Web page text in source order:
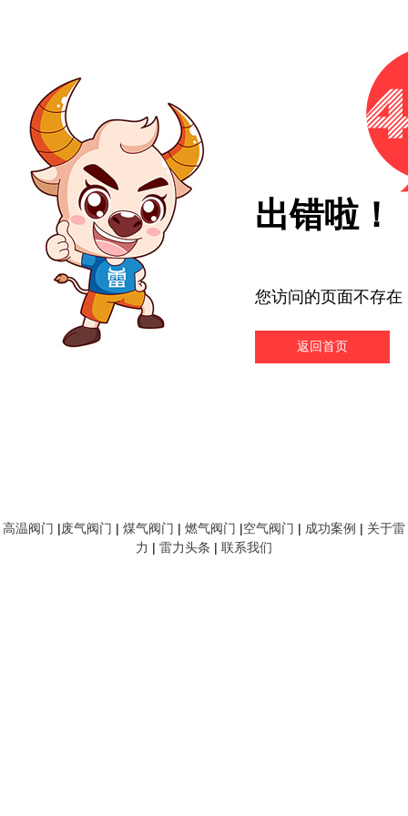
出错啦！
您访问的页面不存在
返回首页
高温阀门 |废气阀门 | 煤气阀门 | 燃气阀门 |空气阀门 | 成功案例 | 关于雷
力 | 雷力头条 | 联系我们